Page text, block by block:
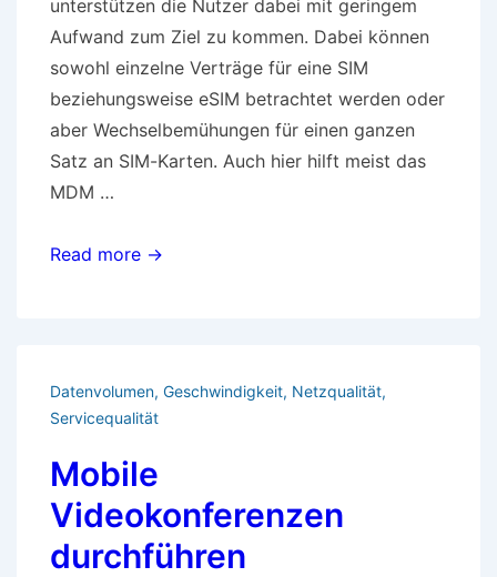
unterstützen die Nutzer dabei mit geringem
Aufwand zum Ziel zu kommen. Dabei können
sowohl einzelne Verträge für eine SIM
beziehungsweise eSIM betrachtet werden oder
aber Wechselbemühungen für einen ganzen
Satz an SIM-Karten. Auch hier hilft meist das
MDM …
Automatisierte
Nutzer
Read more →
Datenvolumen, Geschwindigkeit, Netzqualität,
Servicequalität
Mobile
Videokonferenzen
durchführen